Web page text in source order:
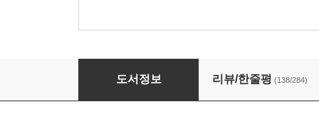
도서정보 리뷰/한줄평 (138/284)